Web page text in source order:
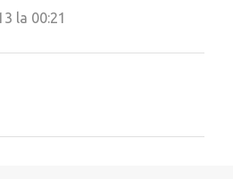
la 00:21